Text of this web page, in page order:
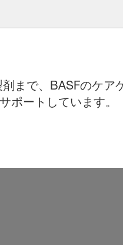
まで、BASFのケア
ポートしています。